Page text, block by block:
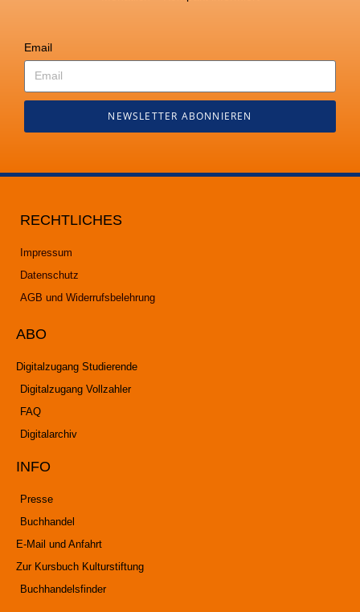
Email
NEWSLETTER ABONNIEREN
RECHTLICHES
Impressum
Datenschutz
AGB und Widerrufsbelehrung
ABO
Digitalzugang Studierende
Digitalzugang Vollzahler
FAQ
Digitalarchiv
INFO
Presse
Buchhandel
E-Mail und Anfahrt
Zur Kursbuch Kulturstiftung
Buchhandelsfinder